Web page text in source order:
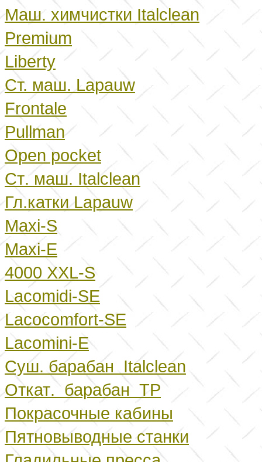
Маш. химчистки Italclean
Premium
Liberty
Ст. маш.Lapauw
Frontale
Pullman
Open pocket
Ст. маш. Italclean
Гл.катки Lapauw
Maxi-S
Маxi-E
4000 XXL-S
Lacomidi-SE
Lacocomfort-SE
Lacomini-E
Суш. барабан Italclean
Откат. барабан TP
Покрасочные кабины
Пятновыводные станки